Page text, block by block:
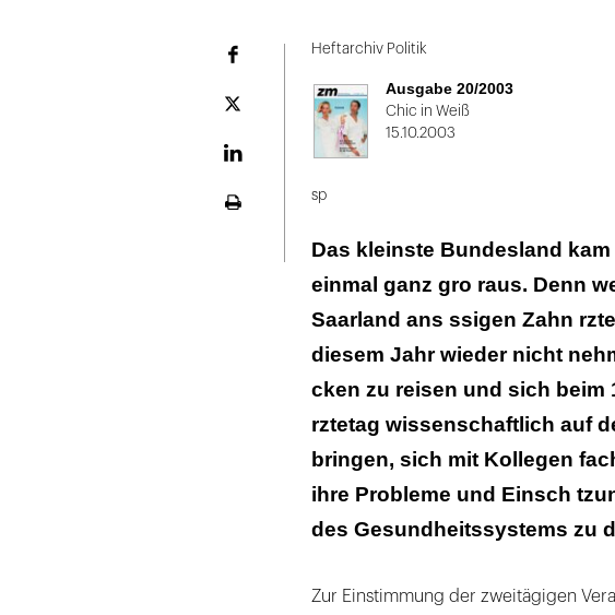
Plattform
Heftarchiv Politik
Ausgabe 20/2003
Chic in Weiß
15.10.2003
sp
Das kleinste Bundesland
einmal ganz gro raus. Denn
Saarland ans ssigen Zahn
diesem Jahr wieder nicht
cken zu reisen und sich beim
rztetag wissenschaftlich auf
bringen, sich mit Kollegen
ihre Probleme und Einsch
des Gesundheitssystems zu
Zur Einstimmung der zweitägigen